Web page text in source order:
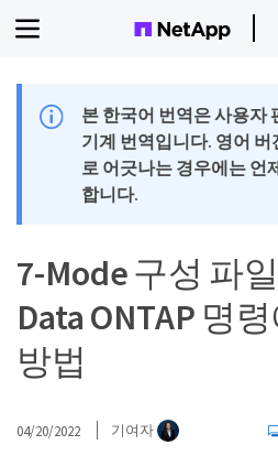
본 한국어 번역은 사용자
기계 번역입니다. 영어
로 어긋나는 경우에는 언
합니다.
7-Mode 구성 파
Data ONTAP 명
방법
04/20/2022 기여자